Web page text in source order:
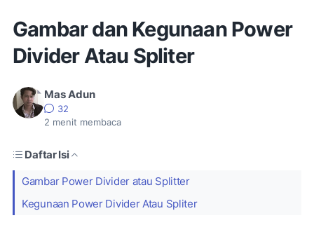
Gambar dan Kegunaan Power
Divider Atau Spliter
Mas Adun
32
2 menit membaca
Daftar Isi
Gambar Power Divider atau Splitter
Kegunaan Power Divider Atau Spliter